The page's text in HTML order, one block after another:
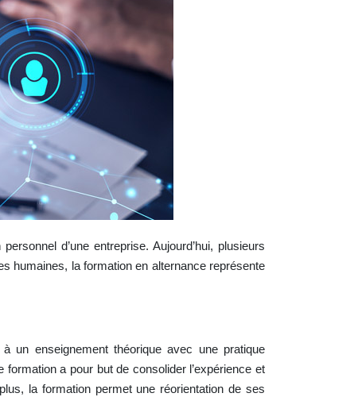
d’une entreprise. Aujourd’hui, plusieurs
humaines, la formation en alternance représente
un enseignement théorique avec une pratique
a pour but de consolider l’expérience et
la formation permet une réorientation de ses